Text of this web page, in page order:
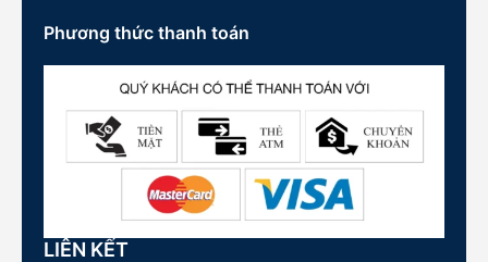
Phương thức thanh toán
LIÊN KẾT